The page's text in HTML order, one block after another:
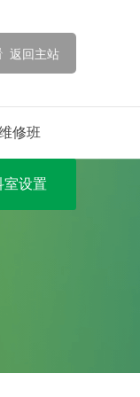
返回主站
修班
室设置